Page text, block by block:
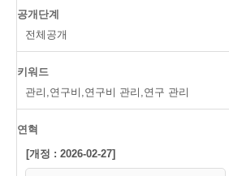
공개단계
전체공개
키워드
관리,연구비,연구비 관리,연구 관리
연혁
[개정 : 2026-02-27]